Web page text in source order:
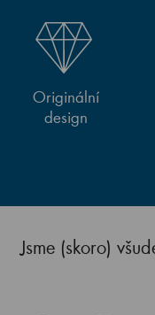
Originální
design
Jsme (skoro)